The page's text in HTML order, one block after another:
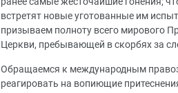
встретят новые уготованные им
призываем полноту всего мирового
Церкви, пребывающей в скорбях за
Обращаемся к международным
реагировать на вопиющие